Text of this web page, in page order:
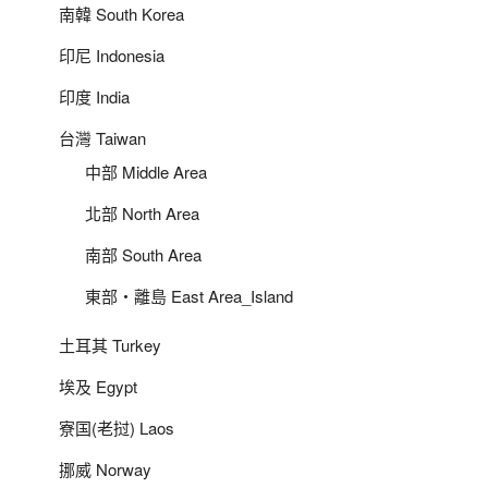
南韓 South Korea
印尼 Indonesia
印度 India
台灣 Taiwan
中部 Middle Area
北部 North Area
南部 South Area
東部‧離島 East Area_Island
土耳其 Turkey
埃及 Egypt
寮国(老挝) Laos
挪威 Norway